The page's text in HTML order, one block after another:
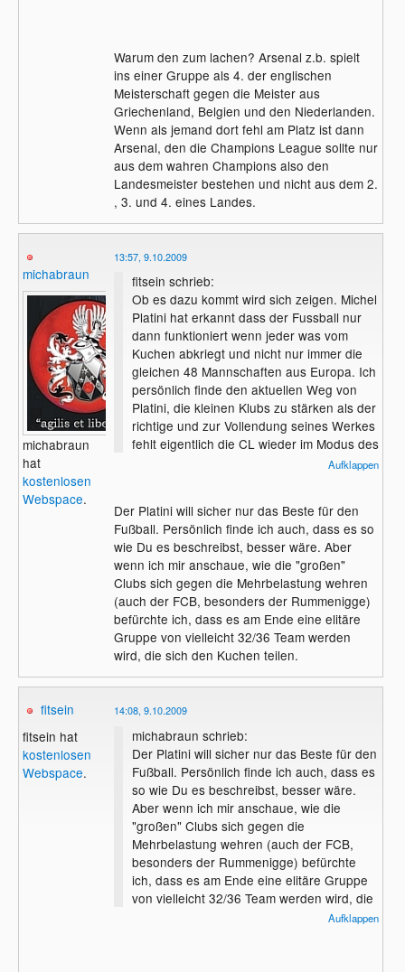
Warum den zum lachen? Arsenal z.b. spielt
ins einer Gruppe als 4. der englischen
Meisterschaft gegen die Meister aus
Griechenland, Belgien und den Niederlanden.
Wenn als jemand dort fehl am Platz ist dann
Arsenal, den die Champions League sollte nur
aus dem wahren Champions also den
Landesmeister bestehen und nicht aus dem 2.
, 3. und 4. eines Landes.
michabraun
michabraun
hat
kostenlosen
Webspace.
13:57, 9.10.2009
fitsein schrieb:
Ob es dazu kommt wird sich zeigen. Michel
Platini hat erkannt dass der Fussball nur
dann funktioniert wenn jeder was vom
Kuchen abkriegt und nicht nur immer die
gleichen 48 Mannschaften aus Europa. Ich
persönlich finde den aktuellen Weg von
Platini, die kleinen Klubs zu stärken als der
richtige und zur Vollendung seines Werkes
fehlt eigentlich die CL wieder im Modus des
Europapokals der Landesmeister spielen
Aufklappen
Der Platini will sicher nur das Beste für den
Fußball. Persönlich finde ich auch, dass es so
wie Du es beschreibst, besser wäre. Aber
wenn ich mir anschaue, wie die "großen"
Clubs sich gegen die Mehrbelastung wehren
(auch der FCB, besonders der Rummenigge)
befürchte ich, dass es am Ende eine elitäre
Gruppe von vielleicht 32/36 Team werden
wird, die sich den Kuchen teilen.
fitsein
fitsein hat
kostenlosen
Webspace.
14:08, 9.10.2009
michabraun schrieb:
Der Platini will sicher nur das Beste für den
Fußball. Persönlich finde ich auch, dass es
so wie Du es beschreibst, besser wäre.
Aber wenn ich mir anschaue, wie die
"großen" Clubs sich gegen die
Mehrbelastung wehren (auch der FCB,
besonders der Rummenigge) befürchte
ich, dass es am Ende eine elitäre Gruppe
von vielleicht 32/36 Team werden wird, die
Aufklappen